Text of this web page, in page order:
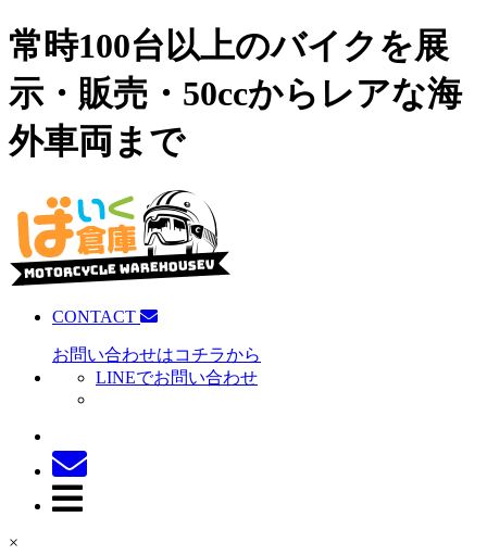
常時100台以上のバイクを展
示・販売・50ccからレアな海
外車両まで
CONTACT
お問い合わせはコチラから
LINEでお問い合わせ
×